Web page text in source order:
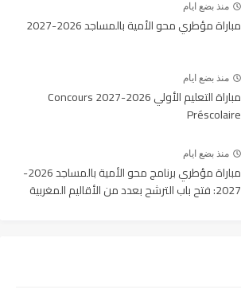
منذ بضع ايام
مباراة مؤطري محو الأمية بالمساجد 2026-2027
منذ بضع ايام
مباراة التعليم الأولي 2026-2027 Concours
Préscolaire
منذ بضع ايام
مباراة مؤطري برنامج محو الأمية بالمساجد 2026-
2027: فتح باب الترشح بعدد من الأقاليم المغربية